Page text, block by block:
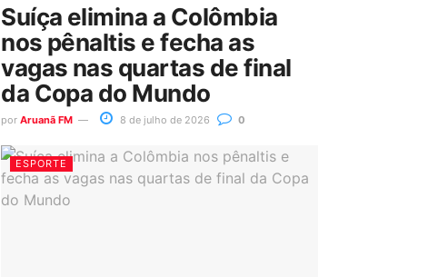
Suíça elimina a Colômbia
nos pênaltis e fecha as
vagas nas quartas de final
da Copa do Mundo
por Aruanã FM 8 de julho de 2026 0
ESPORTE